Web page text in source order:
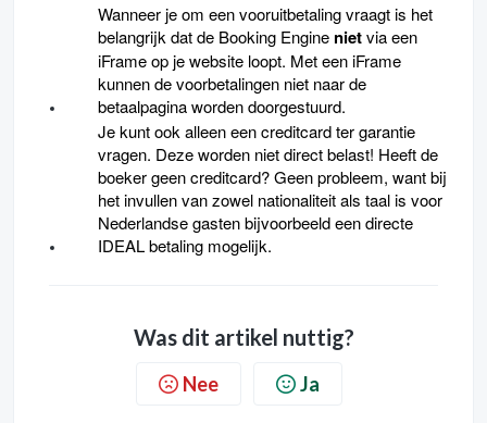
Wanneer je om een vooruitbetaling vraagt is het
belangrijk dat de Booking Engine nietvia een
iFrame op je website loopt. Met een iFrame
kunnen de voorbetalingen niet naar de
betaalpagina worden doorgestuurd.
Je kunt ook alleen eencreditcard ter garantie
vragen. Deze worden niet direct belast! Heeft de
boeker geen creditcard? Geen probleem, want bij
het invullen van zowel nationaliteit als taal is voor
Nederlandse gasten bijvoorbeeld een directe
IDEAL betaling mogelijk.
Was dit artikel nuttig?
Nee Ja